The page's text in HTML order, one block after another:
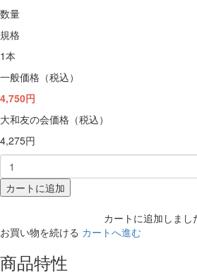
数量
規格
1本
一般価格（税込）
4,750円
大和友の会価格（税込）
4,275円
カートに追加
カートに追加しまし
お買い物を続ける カートへ進む
商品特性